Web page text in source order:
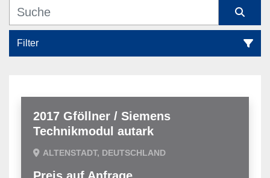
Filter
Sortieren nach
2017 Gföllner / Siemens
Technikmodul autark
ALTENSTADT, DEUTSCHLAND